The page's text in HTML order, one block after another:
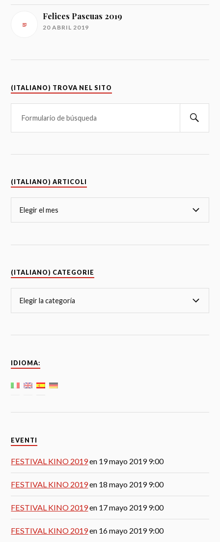
Felices Pascuas 2019
20 ABRIL 2019
(ITALIANO) TROVA NEL SITO
(ITALIANO) ARTICOLI
(ITALIANO) CATEGORIE
IDIOMA:
EVENTI
FESTIVAL KINO 2019en 19 mayo 2019 9:00
FESTIVAL KINO 2019en 18 mayo 2019 9:00
FESTIVAL KINO 2019en 17 mayo 2019 9:00
FESTIVAL KINO 2019en 16 mayo 2019 9:00